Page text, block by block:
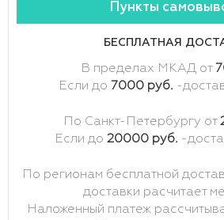
Пункты
БЕСПЛАТНАЯ
В пределах МКАД от
Если до 7000 руб. -
По Санкт-Петербургу от
Если до 20000 руб. -
По регионам бесплатной
доставки расчитает
Наложенный платеж